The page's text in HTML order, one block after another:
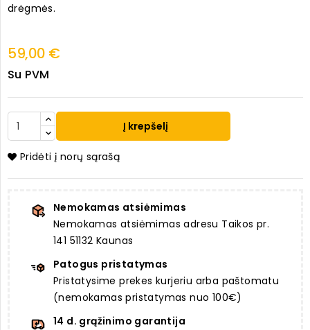
drėgmės.
59,00 €
Su PVM
Į krepšelį
Pridėti į norų sąrašą
Nemokamas atsiėmimas
Nemokamas atsiėmimas adresu Taikos pr.
141 51132 Kaunas
Patogus pristatymas
Pristatysime prekes kurjeriu arba paštomatu
(nemokamas pristatymas nuo 100€)
14 d. grąžinimo garantija